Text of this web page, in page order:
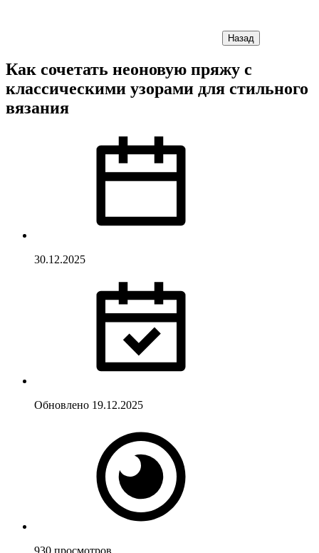
Назад
Как сочетать неоновую пряжу с
классическими узорами для стильного
вязания
30.12.2025
Обновлено 19.12.2025
930 просмотров